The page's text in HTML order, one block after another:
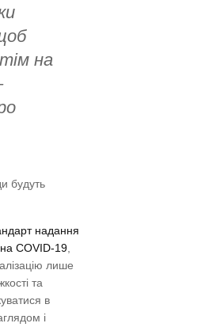
на
будуть
надання
COVID-19,
лише
та
в
і